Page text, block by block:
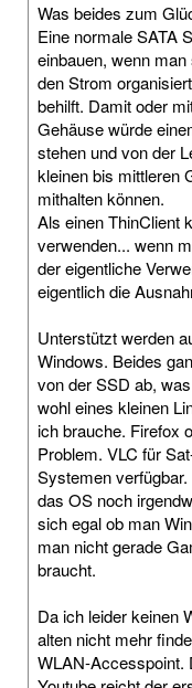
Was beides zum
Eine normale SATA
einbauen, wenn
den Strom
behilft. Damit oder
Gehäuse würde
stehen und von der
kleinen bis mittleren
mithalten können.
Als einen ThinClient
verwenden... wenn
der eigentliche
eigentlich die
Unterstützt werden
Windows. Beides
von der SSD ab,
wohl eines kleinen
ich brauche. Firefox
Problem. VLC für
Systemen
das OS noch
sich egal ob man
man nicht gerade
braucht.
Da ich leider keinen
alten nicht mehr
WLAN-Accesspoint.